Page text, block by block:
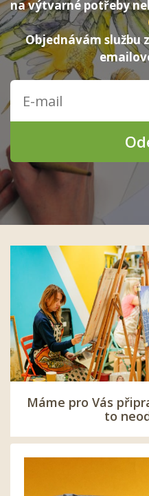
na výtvarné potřeby
Objednávám službu
Máme pro Vás
to